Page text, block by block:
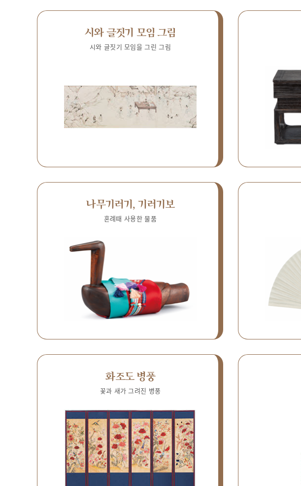
시와 글짓기 모임 그림
시와 글짓기 모임을 그린 그림
나무기러기, 기러기보
혼례때 사용한 물품
화조도 병풍
꽃과 새가 그려진 병풍